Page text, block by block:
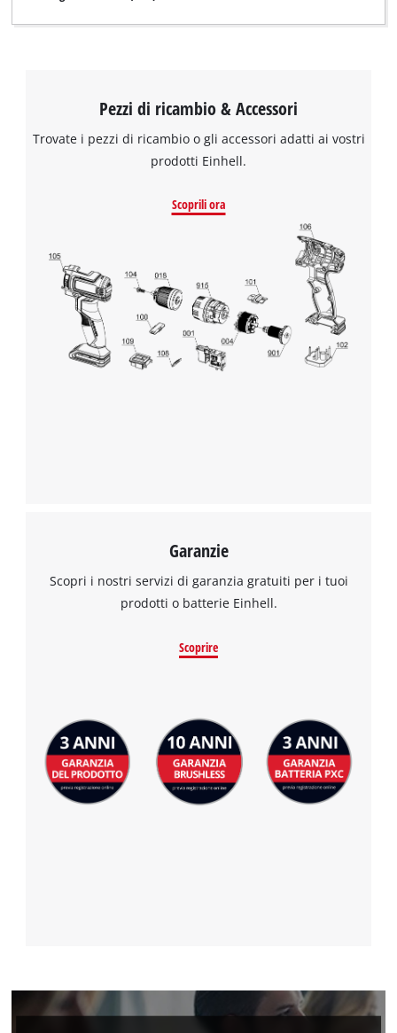
Abbiamo bisogno del vostro consenso
per caricare il servizio Google Maps !
This content is not permitted to load due
to trackers that are not disclosed to the
visitor. The website owner needs to setup
the site with their CMP to add this content
to the list of technologies used.
Pezzi di ricambio & Accessori
Trovate i pezzi di ricambio o gli accessori adatti ai vostri
prodotti Einhell.
Scoprili ora
Garanzie
Scopri i nostri servizi di garanzia gratuiti per i tuoi
prodotti o batterie Einhell.
Scoprire